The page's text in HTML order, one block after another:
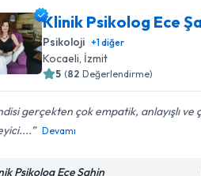
Klinik Psikolog Ece
Psikoloji +1diğer
Kocaeli , İzmit
5 (82 Değerlendirme)
gerçekten çok empatik, anlayışlı ve
Devamı
Psikolog Ece Şahin